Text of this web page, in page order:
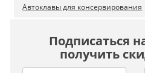
Автоклавы для консервирования
Подписаться
получить